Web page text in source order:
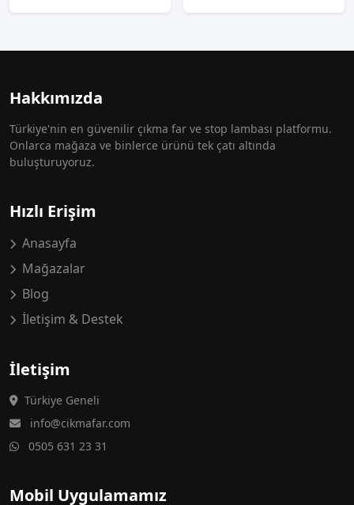
Hakkımızda
Türkiye'nin en güvenilir çıkma far ve stop lambası platformu.
Onlarca mağaza ve binlerce ürünü tek çatı altında
buluşturuyoruz.
Hızlı Erişim
Anasayfa
Mağazalar
Blog
İletişim & Destek
İletişim
Türkiye Geneli
info@cikmafar.com
0505 631 23 31
Mobil Uygulamamız